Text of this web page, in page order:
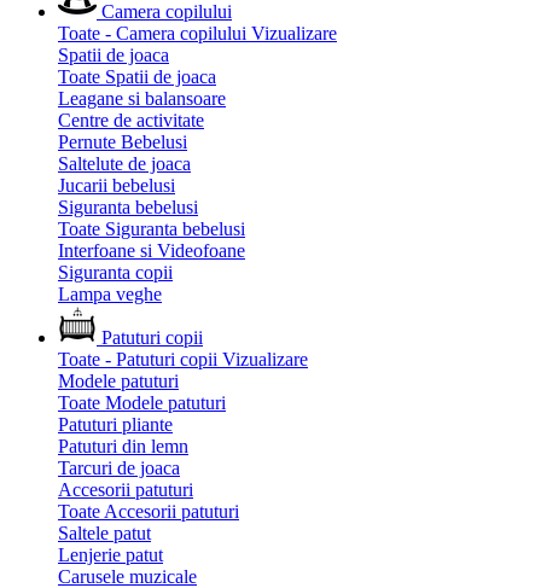
Camera copilului
Toate - Camera copilului Vizualizare
Spatii de joaca
Toate Spatii de joaca
Leagane si balansoare
Centre de activitate
Pernute Bebelusi
Saltelute de joaca
Jucarii bebelusi
Siguranta bebelusi
Toate Siguranta bebelusi
Interfoane si Videofoane
Siguranta copii
Lampa veghe
Patuturi copii
Toate - Patuturi copii Vizualizare
Modele patuturi
Toate Modele patuturi
Patuturi pliante
Patuturi din lemn
Tarcuri de joaca
Accesorii patuturi
Toate Accesorii patuturi
Saltele patut
Lenjerie patut
Carusele muzicale